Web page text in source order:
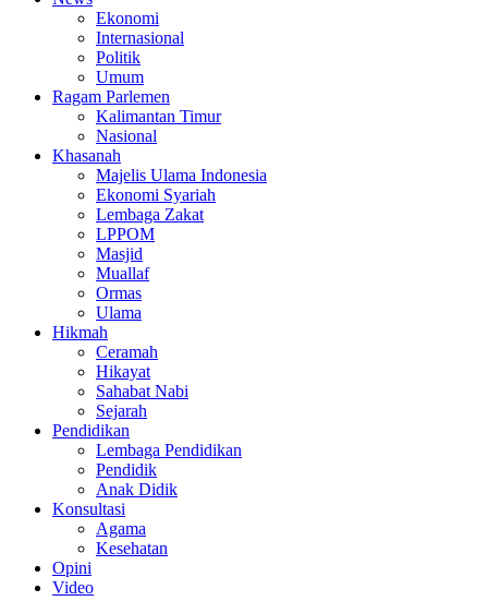
Ekonomi
Internasional
Politik
Umum
Ragam Parlemen
Kalimantan Timur
Nasional
Khasanah
Majelis Ulama Indonesia
Ekonomi Syariah
Lembaga Zakat
LPPOM
Masjid
Muallaf
Ormas
Ulama
Hikmah
Ceramah
Hikayat
Sahabat Nabi
Sejarah
Pendidikan
Lembaga Pendidikan
Pendidik
Anak Didik
Konsultasi
Agama
Kesehatan
Opini
Video